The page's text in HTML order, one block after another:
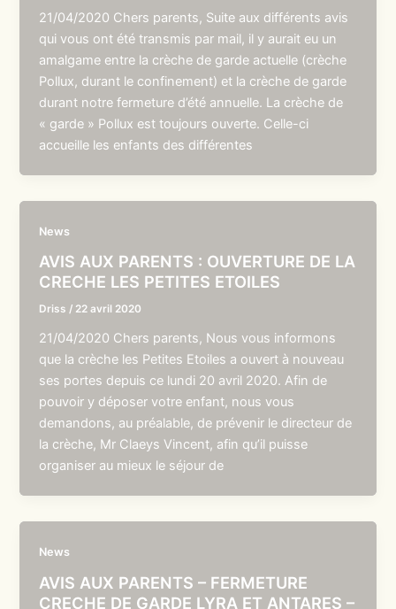
21/04/2020 Chers parents, Suite aux différents avis
qui vous ont été transmis par mail, il y aurait eu un
amalgame entre la crèche de garde actuelle (crèche
Pollux, durant le confinement) et la crèche de garde
durant notre fermeture d’été annuelle. La crèche de
« garde » Pollux est toujours ouverte. Celle-ci
accueille les enfants des différentes
News
AVIS AUX PARENTS : OUVERTURE DE LA
CRECHE LES PETITES ETOILES
Driss / 22 avril 2020
21/04/2020 Chers parents, Nous vous informons
que la crèche les Petites Etoiles a ouvert à nouveau
ses portes depuis ce lundi 20 avril 2020. Afin de
pouvoir y déposer votre enfant, nous vous
demandons, au préalable, de prévenir le directeur de
la crèche, Mr Claeys Vincent, afin qu’il puisse
organiser au mieux le séjour de
News
AVIS AUX PARENTS – FERMETURE
CRECHE DE GARDE LYRA ET ANTARES –